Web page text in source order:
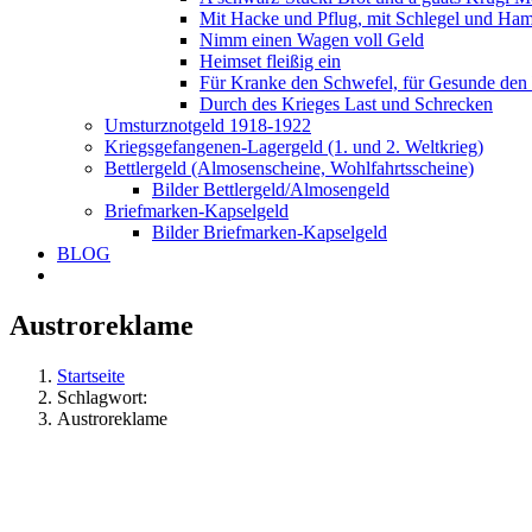
Mit Hacke und Pflug, mit Schlegel und
Nimm einen Wagen voll Geld
Heimset fleißig ein
Für Kranke den Schwefel, für Gesunde den
Durch des Krieges Last und Schrecken
Umsturznotgeld 1918-1922
Kriegsgefangenen-Lagergeld (1. und 2. Weltkrieg)
Bettlergeld (Almosenscheine, Wohlfahrtsscheine)
Bilder Bettlergeld/Almosengeld
Briefmarken-Kapselgeld
Bilder Briefmarken-Kapselgeld
BLOG
Austroreklame
Startseite
Schlagwort:
Austroreklame